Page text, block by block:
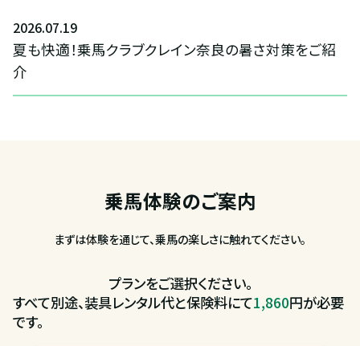
2026.07.19
夏も快適！乗馬クラブクレイン奈良の暑さ対策をご紹
介
乗馬体験のご案内
まずは体験を通じて、乗馬の楽しさに触れてください。
プランをご選択ください。
すべて別途、装具レンタル代と保険料にて1,860円が必要
です。